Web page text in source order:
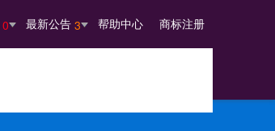
0 最新公告 3 帮助中心 商标注册